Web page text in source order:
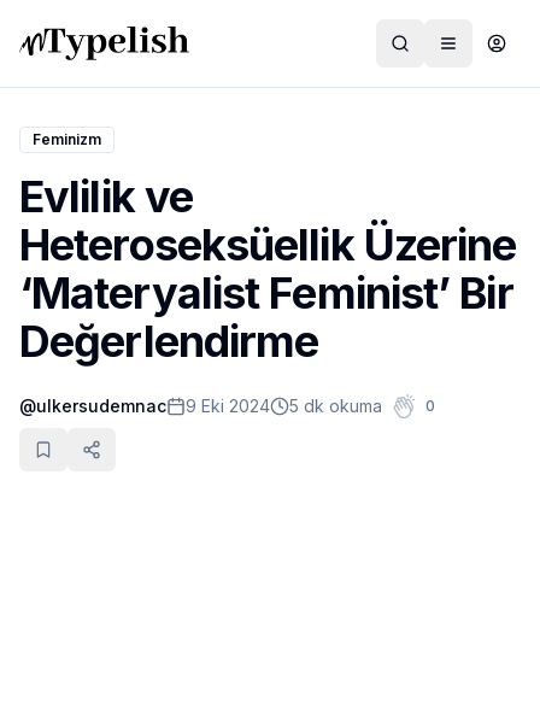
Dünya
Film ve Dizi
Kültür ve Sanat
Sağlık
Siyaset ve Tarih
Hayvan Hakları
Feminizm
Evlilik ve
Heteroseksüellik Üzerine
‘Materyalist Feminist’ Bir
Değerlendirme
@ulkersudemnac 9 Eki 2024 5 dk okuma 0